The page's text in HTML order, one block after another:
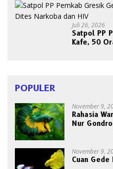
Juli 26, 2026
Satpol PP
Kafe, 50
POPULER
November 9,
Rahasia
Nur
November 9,
Cuan Gede